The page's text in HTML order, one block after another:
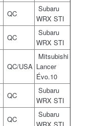
QC
Subaru
WRX STI
QC
Subaru
WRX STI
QC/USA
Mitsubishi
Lancer
Évo.10
QC
Subaru
WRX STI
QC
Subaru